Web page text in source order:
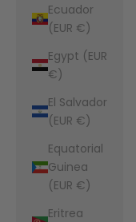
Ecuador
(EUR €)
Egypt (EUR
€)
El Salvador
(EUR €)
Equatorial
Guinea
(EUR €)
Eritrea